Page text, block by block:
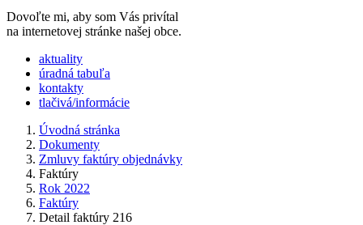
Dovoľte mi, aby som Vás privítal
na internetovej stránke našej obce.
​​aktuality
úradná tabuľa
kontakty
tlačivá/informácie
Úvodná stránka
Dokumenty
Zmluvy faktúry objednávky
Faktúry
Rok 2022
Faktúry
Detail faktúry 216